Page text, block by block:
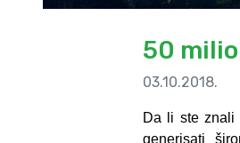
50
03.10.2018.
Da li ste znali
generisati